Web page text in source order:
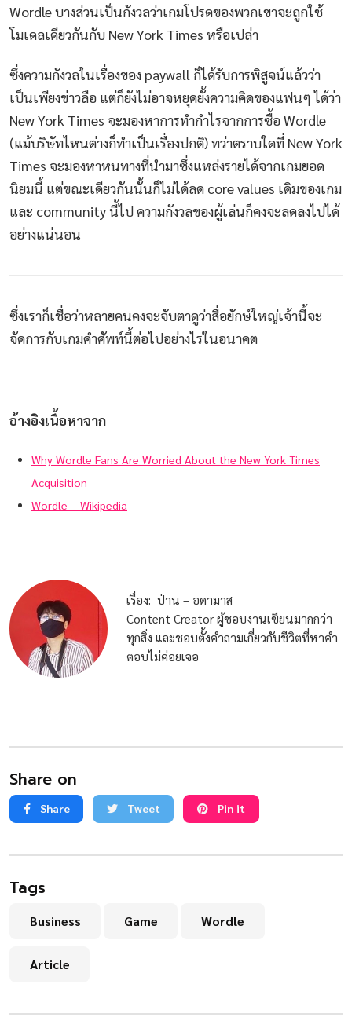
Wordle บางส่วนเป็นกังวลว่าเกมโปรดของพวกเขาจะถูกใช้
โมเดลเดียวกันกับ New York Times หรือเปล่า
ซึ่งความกังวลในเรื่องของ paywall ก็ได้รับการพิสูจน์แล้วว่า
เป็นเพียงข่าวลือ แต่ก็ยังไม่อาจหยุดยั้งความคิดของแฟนๆ ได้ว่า
New York Times จะมองหาการทำกำไรจากการซื้อ Wordle
(แม้บริษัทไหนต่างก็ทำเป็นเรื่องปกติ) ทว่าตราบใดที่ New York
Times จะมองหาหนทางที่นำมาซึ่งแหล่งรายได้จากเกมยอด
นิยมนี้ แต่ขณะเดียวกันนั้นก็ไม่ได้ลด core values เดิมของเกม
และ community นี้ไป ความกังวลของผู้เล่นก็คงจะลดลงไปได้
อย่างแน่นอน
ซึ่งเราก็เชื่อว่าหลายคนคงจะจับตาดูว่าสื่อยักษ์ใหญ่เจ้านี้จะ
จัดการกับเกมคำศัพท์นี้ต่อไปอย่างไรในอนาคต
อ้างอิงเนื้อหาจาก
Why Wordle Fans Are Worried About the New York Times
Acquisition
Wordle – Wikipedia
เรื่อง: ป่าน – อดามาส
Content Creator ผู้ชอบงานเขียนมากกว่า
ทุกสิ่ง และชอบตั้งคำถามเกี่ยวกับชีวิตที่หาคำ
ตอบไม่ค่อยเจอ
Share on
Share Tweet Pin it
Tags
Business Game Wordle
Article